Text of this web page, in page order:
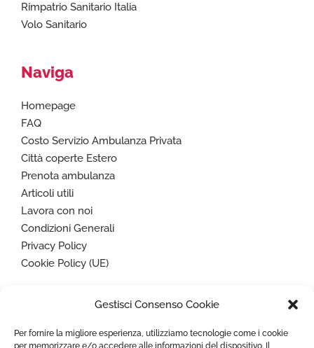
Gestisci Consenso Cookie
Per fornire la migliore esperienza, utilizziamo tecnologie come i cookie
per memorizzare e/o accedere alle informazioni del dispositivo. Il
Rimpatrio Sanitario Italia
Volo Sanitario
Naviga
Homepage
FAQ
Costo Servizio Ambulanza Privata
Città coperte Estero
Prenota ambulanza
Articoli utili
Lavora con noi
Condizioni Generali
Privacy Policy
Cookie Policy (UE)